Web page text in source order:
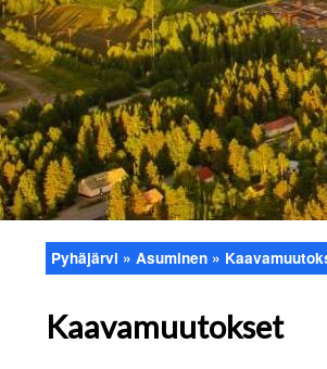
Murupolku
Pyhäjärvi Asuminen
Kaavamuutokset